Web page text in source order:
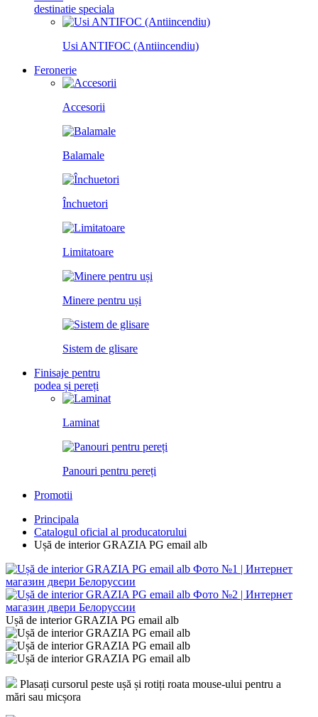
destinatie speciala
Usi ANTIFOC (Antiincendiu)
Feronerie
Accesorii
Balamale
Închuetori
Limitatoare
Minere pentru uși
Sistem de glisare
Finisaje pentru
podea și pereți
Laminat
Panouri pentru pereți
Promotii
Principala
Catalogul oficial al producatorului
Ușă de interior GRAZIA PG email alb
Ușă de interior GRAZIA PG email alb
Plasați cursorul peste ușă și rotiți roata mouse-ului pentru a
mări sau micșora